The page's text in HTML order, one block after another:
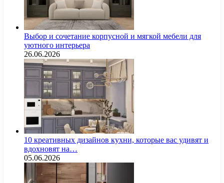
Выбор и сочетание корпусной и мягкой мебели для
уютного интерьера
26.06.2026
10 креативных дизайнов кухни, которые вас удивят и
вдохновят на…
05.06.2026